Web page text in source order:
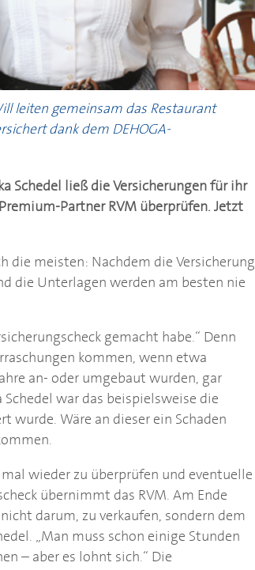
leiten gemeinsam das Restaurant
dank dem DEHOGA-
Schedel ließ die Versicherungen für ihr
Partner RVM überprüfen. Jetzt
die meisten: Nachdem die Versicherung
die Unterlagen werden am besten nie
gemacht habe.“ Denn
kommen, wenn etwa
an- oder umgebaut wurden, gar
war das beispielsweise die
Wäre an dieser ein Schaden
wieder zu überprüfen und eventuelle
übernimmt das RVM. Am Ende
darum, zu verkaufen, sondern dem
„Man muss schon einige Stunden
– aber es lohnt sich.“ Die